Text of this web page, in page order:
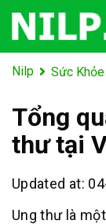
Nilp Sức Khỏe
Tổng
thư tại
Updated at:
Ung thư là